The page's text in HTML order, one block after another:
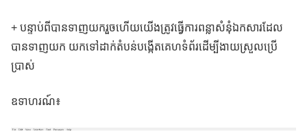
+ បន្ទាប់ពីបានទាញយករួចហើយយើងត្រូវធ្វើការពន្លាសំនំុឯកសារដែល
បានទាញយក យកទៅដាក់តំបន់បង្កើតគេហទំព័រដើម្បីងាយស្រួលប្រើ
ប្រាស់
ឧទាហរណ៍៖